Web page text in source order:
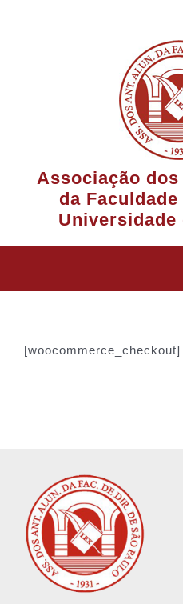
Associação
da
Universidade
Associe-se
Notícias
Contato
[woocommerce_checkout]